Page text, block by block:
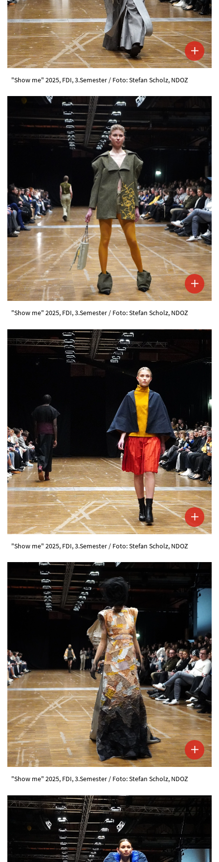
"Show me" 2025, FDI, 3.Semester / Foto: Stefan Scholz, NDOZ
"Show me" 2025, FDI, 3.Semester / Foto: Stefan Scholz, NDOZ
"Show me" 2025, FDI, 3.Semester / Foto: Stefan Scholz, NDOZ
"Show me" 2025, FDI, 3.Semester / Foto: Stefan Scholz, NDOZ